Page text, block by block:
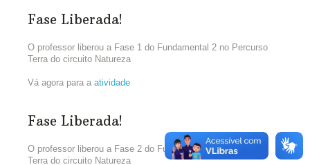
Fase Liberada!
O professor liberou a Fase 1 do Fundamental 2 no Percurso
Terra do circuito Natureza
Vá agora para a atividade
Fase Liberada!
O professor liberou a Fase 2 do Fundamental 2 no Percurso
Terra do circuito Natureza